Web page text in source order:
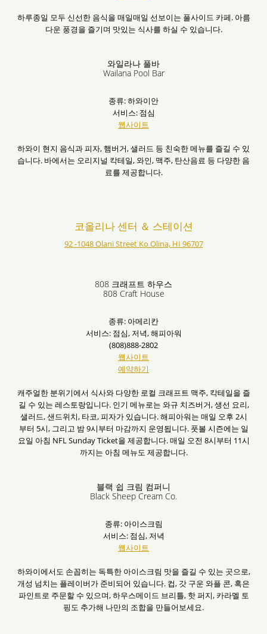
하루종일 모두 신선한 음식을 매일매일 선보이는 풀사이드 카페. 아름
다운 풍경을 즐기며 맛있는 식사를 하실 수 있습니다.
와일라나 풀바
Wailana Pool Bar
종류: 하와이안
서비스: 점심
웹사이트
하와이 현지 음식과 피자, 햄버거, 샐러드 등 친숙한 메뉴를 즐길 수 있
습니다. 바에서는 오리지널 칵테일, 와인, 맥주, 탄산음료 등 다양한 음
료를 제공합니다.
코올리나 센터 ＆ 스테이션
92 -1048 Olani Street Ko Olina, HI 96707
808 크래프트 하우스
808 Craft House
종류: 아메리칸
서비스: 점심, 저녁, 해피아워
(808)888-2802
웹사이트
예약하기
캐주얼한 분위기에서 식사와 다양한 로컬 크래프트 맥주, 칵테일을 즐
길 수 있는 레스토랑입니다. 인기 메뉴로는 와규 치즈버거, 생선 요리,
샐러드, 샌드위치, 타코, 피자가 있습니다. 해피아워는 매일 오후 2시
부터 5시, 그리고 밤 9시부터 마감까지 운영됩니다. 풋볼 시즌에는 일
요일 아침 NFL Sunday Ticket을 제공합니다. 매일 오전 8시부터 11시
까지는 아침 메뉴도 제공합니다.
블랙 쉽 크림 컴퍼니
Black Sheep Cream Co.
종류: 아이스크림
서비스: 점심, 저녁
웹사이트
하와이에서도 손꼽히는 독특한 아이스크림 맛을 즐길 수 있는 곳으로,
개성 넘치는 플레이버가 준비되어 있습니다. 컵, 갓 구운 와플 콘, 혹은
파인트로 주문할 수 있으며, 하우스메이드 브리틀, 핫 퍼지, 카라멜 토
핑도 추가해 나만의 조합을 만들어보세요.